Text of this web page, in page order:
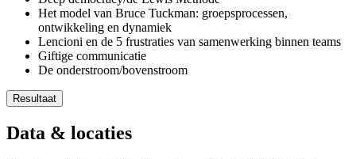
Het model van Bruce Tuckman: groepsprocessen,
ontwikkeling en dynamiek
Lencioni en de 5 frustraties van samenwerking binnen teams
Giftige communicatie
De onderstroom/bovenstroom
Resultaat
Je hebt inzicht gekregen in groepsprocessen
Je kunt zorgen dat de neuzen in je team dezelfde kant op staan
Data & locaties